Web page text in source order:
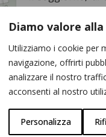
Diamo valore
Utilizziamo i cookie per
navigazione, offrirti
analizzare il nostro
acconsenti al nostro
Personalizza
centrale
può accedere
composto
pavimentata.
Totale